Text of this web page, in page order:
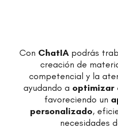
Con ChatIA podrás
creación de
competencial y la
ayudando a optimizar
favoreciendo un
personalizado,
necesidades